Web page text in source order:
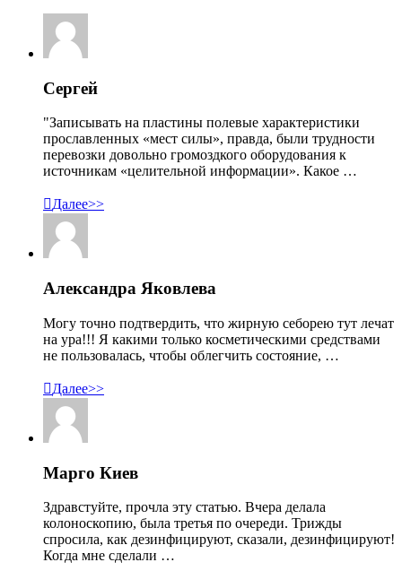
Сергей
"Записывать на пластины полевые характеристики
прославленных «мест силы», правда, были трудности
перевозки довольно громоздкого оборудования к
источникам «целительной информации». Какое …
Далее>>
Александра Яковлева
Могу точно подтвердить, что жирную себорею тут лечат
на ура!!! Я какими только косметическими средствами
не пользовалась, чтобы облегчить состояние, …
Далее>>
Марго Киев
Здравстуйте, прочла эту статью. Вчера делала
колоноскопию, была третья по очереди. Трижды
спросила, как дезинфицируют, сказали, дезинфицируют!
Когда мне сделали …